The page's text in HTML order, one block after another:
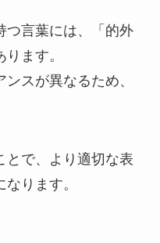
つ言葉には、「的外
ます。
スが異なるため、
とで、より適切な表
ります。